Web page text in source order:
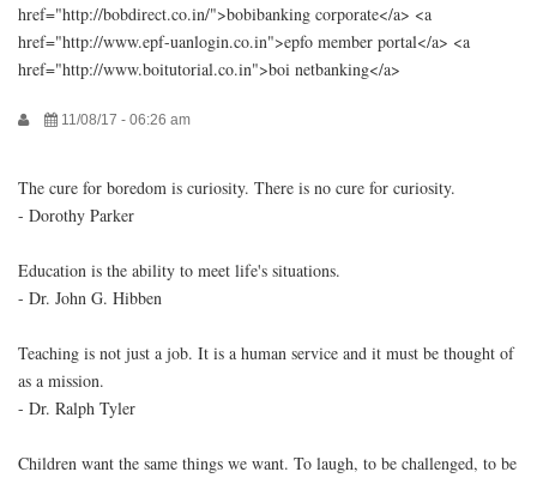
href="http://bobdirect.co.in/">bobibanking corporate</a> <a
href="http://www.epf-uanlogin.co.in">epfo member portal</a> <a
href="http://www.boitutorial.co.in">boi netbanking</a>
11/08/17 - 06:26 am
The cure for boredom is curiosity. There is no cure for curiosity.
- Dorothy Parker
Education is the ability to meet life's situations.
- Dr. John G. Hibben
Teaching is not just a job. It is a human service and it must be thought of
as a mission.
- Dr. Ralph Tyler
Children want the same things we want. To laugh, to be challenged, to be